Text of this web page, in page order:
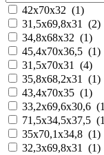
42х70х32 (1)
31,5x69,8х31
(2)
34,8x68x32 (1)
45,4x70х36,5 (1)
31,5x70x31
(4)
35,8x68,2x31
(1)
43,4x70x35 (1)
33,2x69,6x30,6 (1
71,5x34,5x37,5 (1
35x70,1x34,8 (1)
32,3x69,8x31
(1)